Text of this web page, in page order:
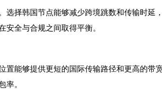
择韩国节点能够减少跨境跳数和传输时延
全与合规之间取得平衡。
能够提供更短的国际传输路径和更高的带
率。